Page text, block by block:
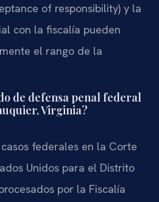
of responsibility) y la
con la fiscalía pueden
el rango de la
de defensa penal federal
Virginia?
federales en la Corte
Unidos para el Distrito
por la Fiscalía